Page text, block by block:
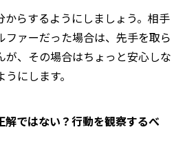
からするようにしましょう。相手
ファーだった場合は、先手を取ら
が、その場合はちょっと安心しな
にします。
解ではない？行動を観察するべ